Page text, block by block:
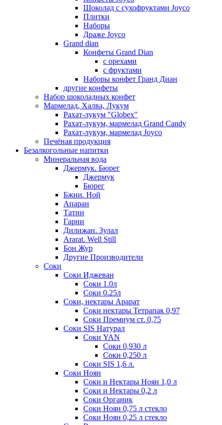
Шоколад с сухофруктами Joyco
Плитки
Наборы
Драже Joyco
Grand dian
Конфеты Grand Dian
с орехами
с фруктами
Наборы конфет Гранд Диан
другие конфеты
Набор шоколадных конфет
Мармелад, Халва, Лукум
Рахат-лукум "Globex"
Рахат-лукум, мармелад Grand Candy
Рахат-лукум, мармелад Joyco
Печёная продукция
Безалкогольные напитки
Минеральная вода
Джермук. Бюрег
Джермук
Бюрег
Бжни. Ной
Апаран
Татни
Гарни
Дилижан. Зулал
Ararat. Well Still
Бон Жур
Другие Производители
Соки
Соки Иджеван
Соки 1.0л
Соки 0.25л
Соки, нектары Арарат
Соки нектары Тетрапак 0,97
Соки Премиум ст. 0,75
Соки SIS Натурал
Соки YAN
Соки 0,930 л
Соки 0,250 л
Соки SIS 1,6 л.
Соки Ноян
Соки и Нектары Ноян 1,0 л
Соки и Нектары 0,2 л
Соки Органик
Соки Ноян 0,75 л стекло
Соки Ноян 0,25 л стекло